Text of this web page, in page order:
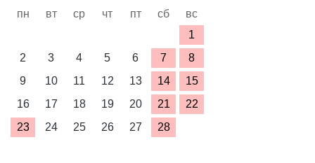
пн вт ср чт пт сб
вс
1
2
3 4 5 6 7
8
9
10 11 12 13 14
15
16
17 18 19 20 21
22
23
24 25 26 27 28